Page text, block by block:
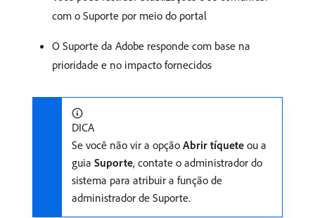
com o Suporte por meio do portal
O Suporte da Adobe responde com base na
prioridade e no impacto fornecidos
DICA
Se você não vir a opção Abrir tíquete ou a
guia Suporte, contate o administrador do
sistema para atribuir a função de
administrador de Suporte.